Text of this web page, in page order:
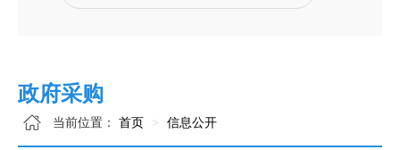
政府采购
当前位置： 首页 信息公开